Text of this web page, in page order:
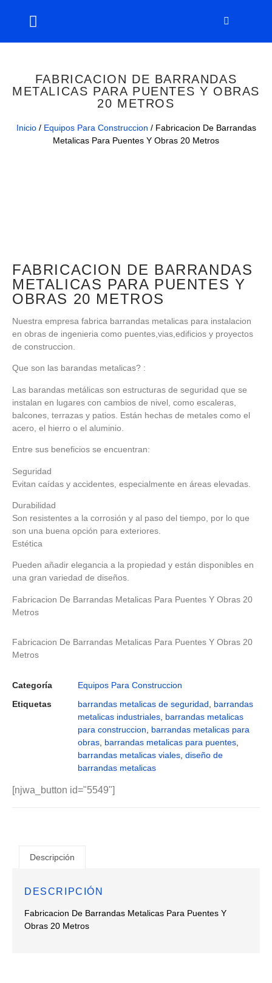
FABRICACION DE BARRANDAS
METALICAS PARA PUENTES Y OBRAS
20 METROS
Inicio/ Equipos Para Construccion / Fabricacion De Barrandas
Metalicas Para Puentes Y Obras 20 Metros
FABRICACION DE BARRANDAS
METALICAS PARA PUENTES Y
OBRAS 20 METROS
Nuestra empresa fabrica barrandas metalicas para instalacion
en obras de ingenieria como puentes,vias,edificios y proyectos
de construccion.
Que son las barandas metalicas? :
Las barandas metálicas son estructuras de seguridad que se
instalan en lugares con cambios de nivel, como escaleras,
balcones, terrazas y patios. Están hechas de metales como el
acero, el hierro o el aluminio.
Entre sus beneficios se encuentran:
Seguridad
Evitan caídas y accidentes, especialmente en áreas elevadas.
Durabilidad
Son resistentes a la corrosión y al paso del tiempo, por lo que
son una buena opción para exteriores.
Estética
Pueden añadir elegancia a la propiedad y están disponibles en
una gran variedad de diseños.
Fabricacion De Barrandas Metalicas Para Puentes Y Obras 20
Metros
Fabricacion De Barrandas Metalicas Para Puentes Y Obras 20
Metros
Categoría
Equipos Para Construccion
Etiquetas
barrandas metalicas de seguridad
barrandas
metalicas industriales barrandas metalicas
para construccion
barrandas metalicas para
obras barrandas metalicas para puentes
barrandas metalicas viales diseño de
barrandas metalicas
[njwa_button id="5549"]
Descripción
DESCRIPCIÓN
Fabricacion De Barrandas Metalicas Para Puentes Y
Obras 20 Metros